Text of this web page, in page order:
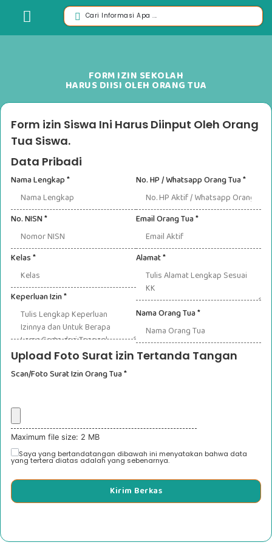
FORM IZIN SEKOLAH
HARUS DIISI OLEH ORANG TUA
Form izin Siswa Ini Harus Diinput Oleh Orang
Tua Siswa.
Data Pribadi
Nama Lengkap*
No. NISN*
Kelas*
Keperluan Izin*
No. HP / Whatsapp Orang Tua*
Email Orang Tua*
Alamat*
Nama Orang Tua*
Upload Foto Surat izin Tertanda Tangan
Scan/Foto Surat Izin Orang Tua*
Maximum file size: 2 MB
Saya yang bertandatangan dibawah ini menyatakan bahwa data
yang tertera diatas adalah yang sebenarnya.
Kirim Berkas